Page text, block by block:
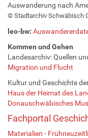
Auswanderung nach
© Stadtarchiv Schwäbisch
leo-bw:
Kommen und Gehen
Landesarchiv: Quellen
Migration und Flucht
Kultur und Geschichte
Haus der Heimat des
Donauschwäbisches
Fachportal
Materialien -